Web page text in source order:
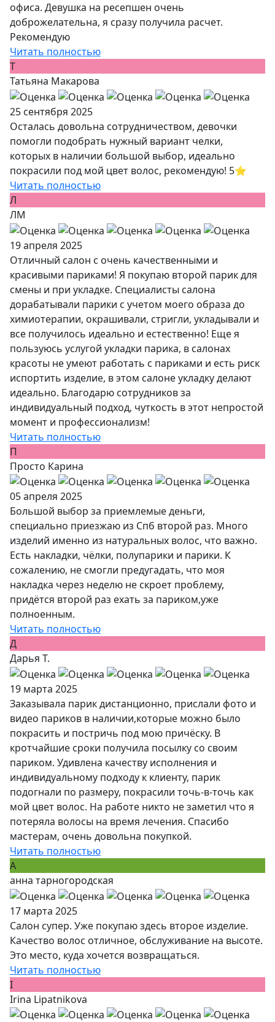
офиса. Девушка на ресепшен очень
доброжелательна, я сразу получила расчет.
Рекомендую
Читать полностью
Т
Татьяна Макарова
25 сентября 2025
Осталась довольна сотрудничеством, девочки
помогли подобрать нужный вариант челки,
которых в наличии большой выбор, идеально
покрасили под мой цвет волос, рекомендую! 5⭐️
Читать полностью
Л
ЛМ
19 апреля 2025
Отличный салон с очень качественными и
красивыми париками! Я покупаю второй парик для
смены и при укладке. Специалисты салона
дорабатывали парики с учетом моего образа до
химиотерапии, окрашивали, стригли, укладывали и
все получилось идеально и естественно! Еще я
пользуюсь услугой укладки парика, в салонах
красоты не умеют работать с париками и есть риск
испортить изделие, в этом салоне укладку делают
идеально. Благодарю сотрудников за
индивидуальный подход, чуткость в этот непростой
момент и профессионализм!
Читать полностью
П
Просто Карина
05 апреля 2025
Большой выбор за приемлемые деньги,
специально приезжаю из Спб второй раз. Много
изделий именно из натуральных волос, что важно.
Есть накладки, чёлки, полупарики и парики. К
сожалению, не смогли предугадать, что моя
накладка через неделю не скроет проблему,
придётся второй раз ехать за париком,уже
полноенным.
Читать полностью
Д
Дарья Т.
19 марта 2025
Заказывала парик дистанционно, прислали фото и
видео париков в наличии,которые можно было
покрасить и постричь под мою причёску. В
кротчайшие сроки получила посылку со своим
париком. Удивлена качеству исполнения и
индивидуальному подходу к клиенту, парик
подогнали по размеру, покрасили точь-в-точь как
мой цвет волос. На работе никто не заметил что я
потеряла волосы на время лечения. Спасибо
мастерам, очень довольна покупкой.
Читать полностью
А
анна тарногородская
17 марта 2025
Салон супер. Уже покупаю здесь второе изделие.
Качество волос отличное, обслуживание на высоте.
Это место, куда хочется возвращаться.
Читать полностью
I
Irina Lipatnikova